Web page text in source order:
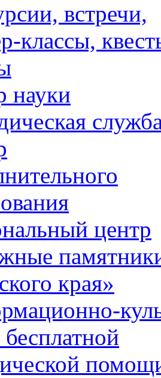
встречи,
классы,
науки
центр
края»